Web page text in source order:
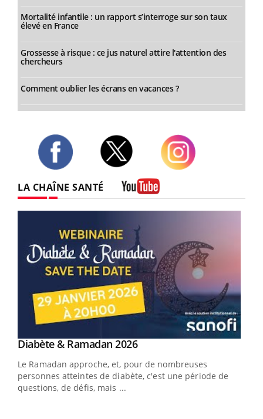
Mortalité infantile : un rapport s’interroge sur son taux
élevé en France
Grossesse à risque : ce jus naturel attire l'attention des
chercheurs
Comment oublier les écrans en vacances ?
LA CHAÎNE SANTÉ
Youtube
Diabète & Ramadan 2026Youtube
Le Ramadan approche, et, pour de nombreuses
personnes atteintes de diabète, c'est une période de
questions, de défis, mais ...